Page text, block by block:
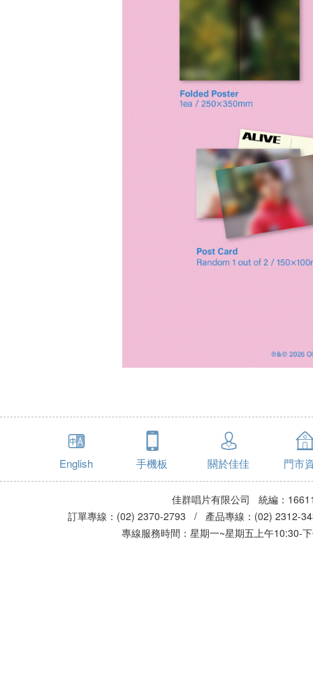
English 手機板 關於佳佳 門市
佳群唱片有限公司 統編：
訂單專線：(02) 2370-2793 / 產品專線：(02)
專線服務時間：星期一~星期五上午10:30-